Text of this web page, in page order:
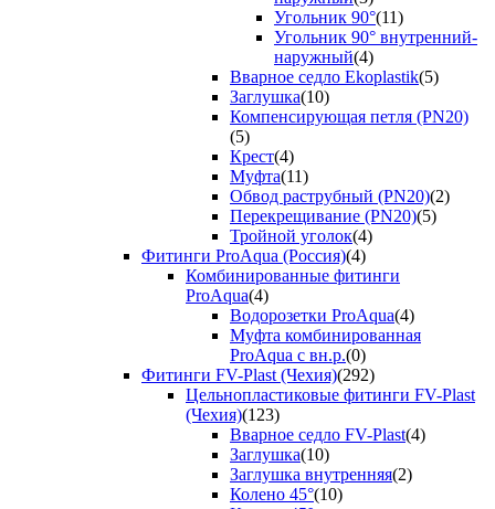
Угольник 90°(11)
Угольник 90° внутренний-
наружный(4)
Вварное седло Ekoplastik(5)
Заглушка(10)
Компенсирующая петля (PN20)
(5)
Крест(4)
Муфта(11)
Обвод раструбный (PN20)(2)
Перекрещивание (PN20)(5)
Тройной уголок(4)
Фитинги ProAqua (Россия)(4)
Комбинированные фитинги
ProAqua(4)
Водорозетки ProAqua(4)
Муфта комбинированная
ProAqua с вн.р.(0)
Фитинги FV-Plast (Чехия)(292)
Цельнопластиковые фитинги FV-Plast
(Чехия)(123)
Вварное седло FV-Plast(4)
Заглушка(10)
Заглушка внутренняя(2)
Колено 45°(10)